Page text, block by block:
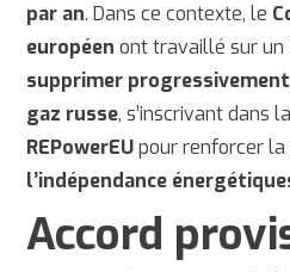
par an. Dans ce contexte, le
européen ont travaillé sur un
supprimer
gaz russe, s’inscrivant dans la
REPowerEUpour renforcer la
l’indépendance
Accord